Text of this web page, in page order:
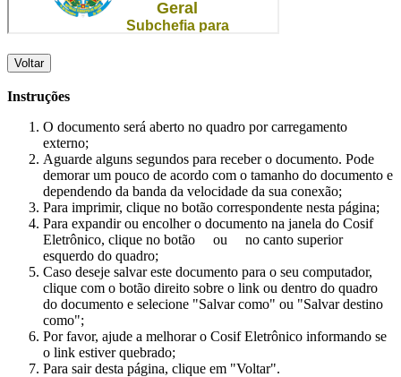
Voltar
Instruções
O documento será aberto no quadro por carregamento
externo;
Aguarde alguns segundos para receber o documento. Pode
demorar um pouco de acordo com o tamanho do documento e
dependendo da banda da velocidade da sua conexão;
Para imprimir, clique no botão correspondente nesta página;
Para expandir ou encolher o documento na janela do Cosif
Eletrônico, clique no botão
ou
no canto superior
esquerdo do quadro;
Caso deseje salvar este documento para o seu computador,
clique com o botão direito sobre o link ou dentro do quadro
do documento e selecione "Salvar como" ou "Salvar destino
como";
Por favor, ajude a melhorar o Cosif Eletrônico informando se
o link estiver quebrado;
Para sair desta página, clique em "Voltar".